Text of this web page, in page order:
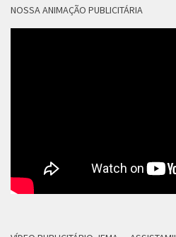
NOSSA ANIMAÇÃO PUBLICITÁRIA